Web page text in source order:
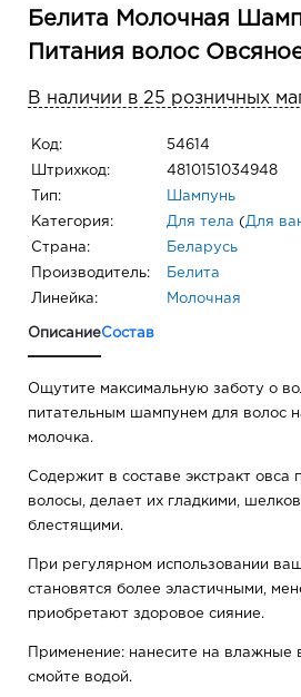
Белита Молочная
Питания волос
В наличии в 25 розничных
Код: 54614
Штрихкод: 4810151034948
Тип: Шампунь
Категория: Для тела ( Для
Страна: Беларусь
Производитель: Белита
Линейка: Молочная
ОписаниеСостав
Ощутите максимальную заботу о
питательным шампунем для волос
молочка.
Содержит в составе экстракт овса
волосы, делает их гладкими,
блестящими.
При регулярном использовании
становятся более эластичными,
приобретают здоровое сияние.
Применение: нанесите на влажные
смойте водой.